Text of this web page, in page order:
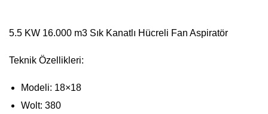
5.5 KW 16.000 m3 Sık Kanatlı Hücreli Fan Aspiratör
Teknik Özellikleri:
Modeli: 18×18
Wolt: 380